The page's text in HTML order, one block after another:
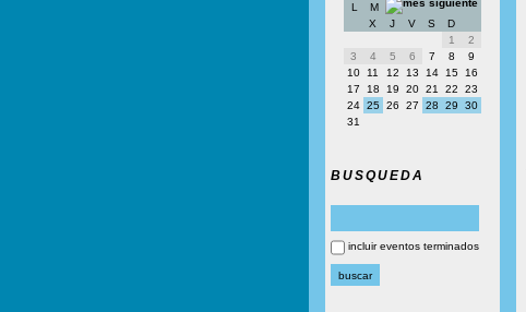
L
M
X
J V S
D
1
2
3
4 5 6 7 8
9
10
11 12 13 14 15
16
17
18 19 20 21 22
23
24 25 26 27 28 29
30
31
BUSQUEDA
incluir eventos terminados